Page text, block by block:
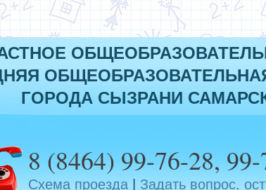
ГОРОДА СЫЗРАНИ
8 (8464) 99-76-28,
Схема проезда
Задать вопрос,